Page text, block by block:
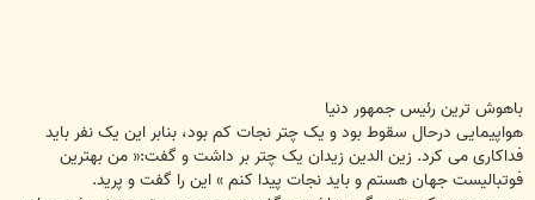
باهوش ترین رئیس جمهور دنیا
هواپیمایی درحال سقوط بود و یک چتر نجات کم بود، بنابر این یک نفر باید
فداکاری می کرد. زین الدین زیدان یک چتر بر داشت و گفت:« من بهترین
فوتبالیست جهان هستم و باید نجات پیدا کنم » این را گفت و پرید.